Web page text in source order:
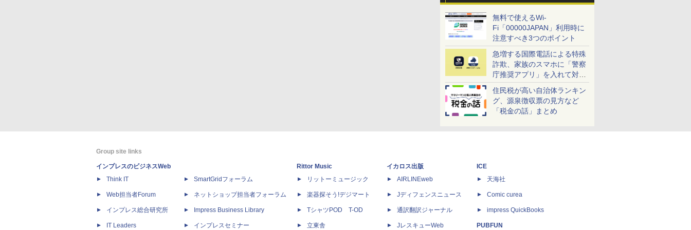
無料で使えるWi-
Fi「00000JAPAN」利用時に
注意すべき3つのポイント
急増する国際電話による特殊
詐欺、家族のスマホに「警察
庁推奨アプリ」を入れて対策
しよう！
住民税が高い自治体ランキン
グ、源泉徴収票の見方など
「税金の話」まとめ
Group site links
インプレスのビジネスWeb
Think IT
Web担当者Forum
インプレス総合研究所
IT Leaders
SmartGridフォーラム
ネットショップ担当者フォーラム
Impress Business Library
インプレスセミナー
Rittor Music
リットーミュージック
楽器探そう!デジマート
TシャツPOD T-OD
立東舎
イカロス出版
AIRLINEweb
Jディフェンスニュース
通訳翻訳ジャーナル
JレスキューWeb
ICE
天海社
Comic curea
impress QuickBooks
PUBFUN